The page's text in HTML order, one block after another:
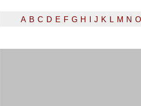
A B C D E F G H J K L M N O